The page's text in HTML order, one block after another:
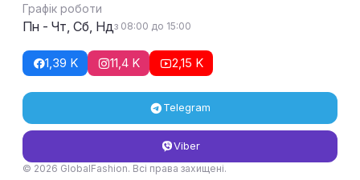
Графік роботи
Пн - Чт, Сб, Ндз 08:00 до 15:00
1,39 K 11,4 K 2,15 K
Telegram
Viber
© 2026 GlobalFashion. Всі права захищені.